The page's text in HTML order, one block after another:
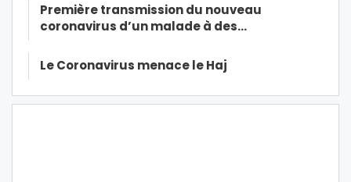
Première transmission du nouveau
coronavirus d’un malade à des…
Le Coronavirus menace le Haj